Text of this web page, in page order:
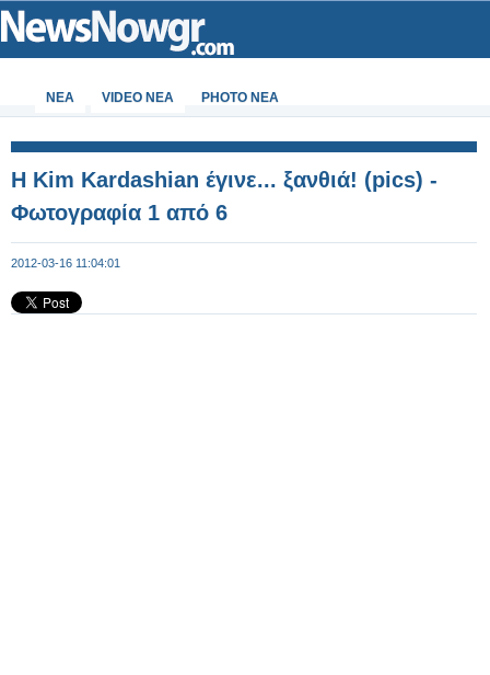
ΝΕΑ VIDEO NEA PHOTO NEA
Η Kim Kardashian έγινε... ξανθιά! (pics) -
Φωτογραφία 1 από 6
2012-03-16 11:04:01